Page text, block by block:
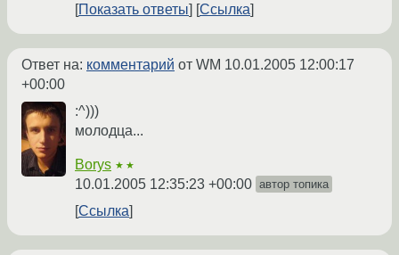
Показать ответы
Ссылка
Ответ на: комментарий от WM 10.01.2005 12:00:17
+00:00
:^)))
молодца...
Borys ★★
10.01.2005 12:35:23 +00:00 автор топика
Ссылка